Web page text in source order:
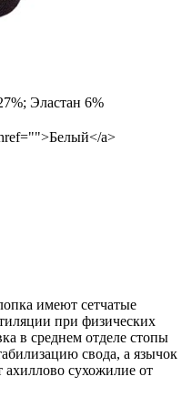
Эластан 6%
a>
имеют сетчатые
при физических
в среднем отделе стопы
свода, а язычок
ахиллово сухожилие от